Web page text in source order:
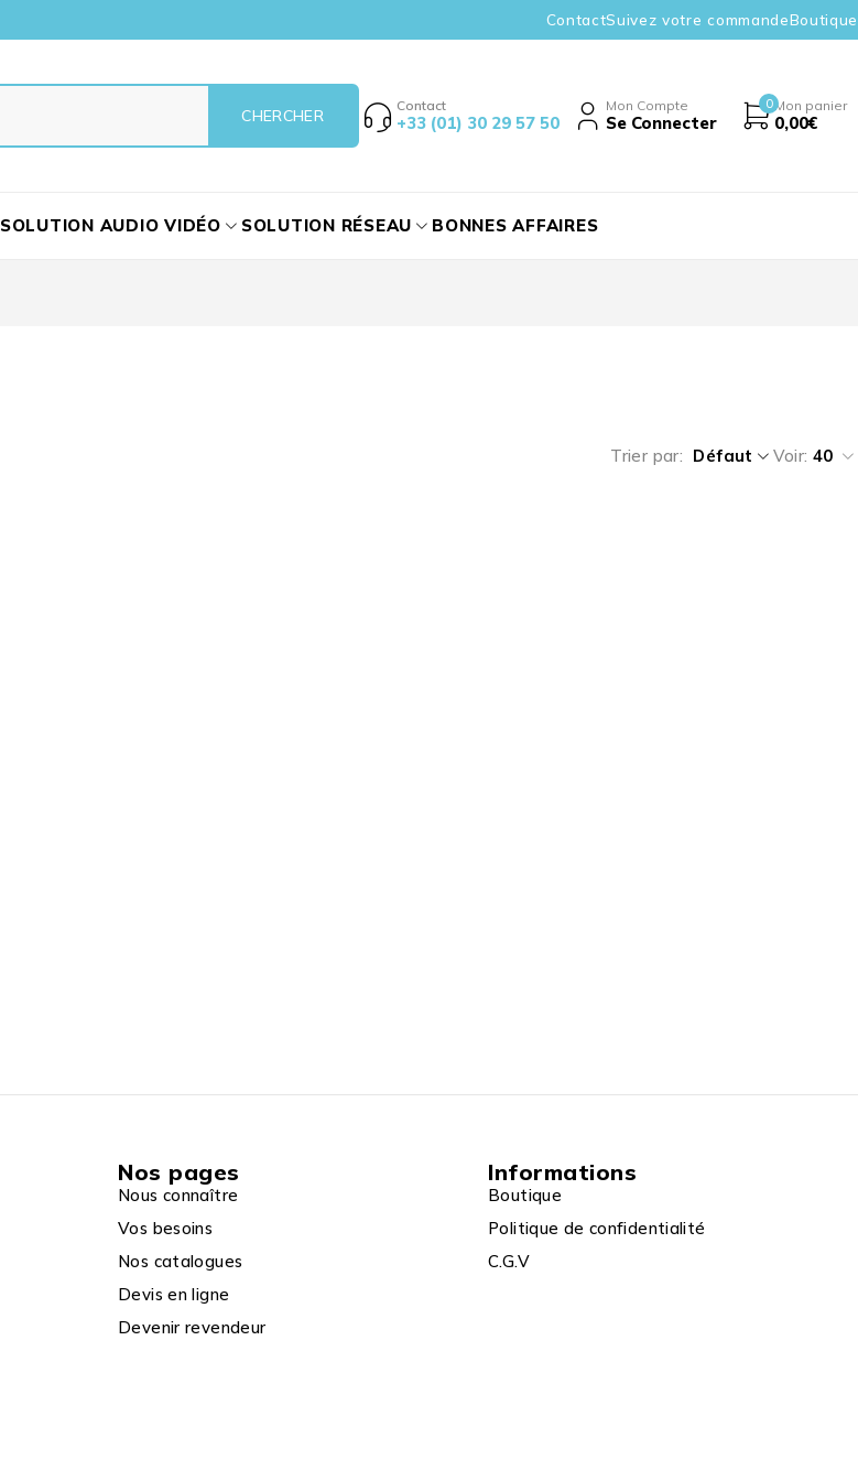
ContactSuivez votre commandeBoutique
Contact
+33 (01) 30 29 57 50
Mon Compte
Se Connecter
0 Mon panier
0,00€
SOLUTION AUDIO VIDÉO SOLUTION RÉSEAU BONNES AFFAIRES
Trier par Défaut Voir: 40
Nos pages
Nous connaître
Vos besoins
Nos catalogues
Devis en ligne
Devenir revendeur
Informations
Boutique
Politique de confidentialité
C.G.V